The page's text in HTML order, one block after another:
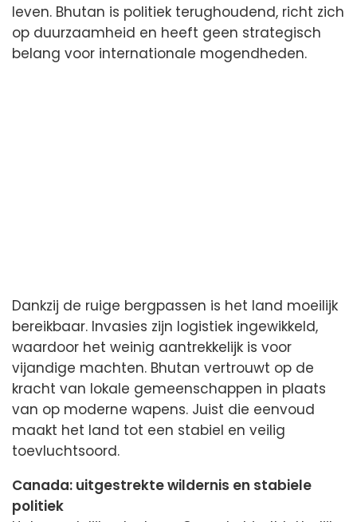
leven. Bhutan is politiek terughoudend, richt zich
op duurzaamheid en heeft geen strategisch
belang voor internationale mogendheden.
Dankzij de ruige bergpassen is het land moeilijk
bereikbaar. Invasies zijn logistiek ingewikkeld,
waardoor het weinig aantrekkelijk is voor
vijandige machten. Bhutan vertrouwt op de
kracht van lokale gemeenschappen in plaats
van op moderne wapens. Juist die eenvoud
maakt het land tot een stabiel en veilig
toevluchtsoord.
Canada: uitgestrekte wildernis en stabiele
politiek